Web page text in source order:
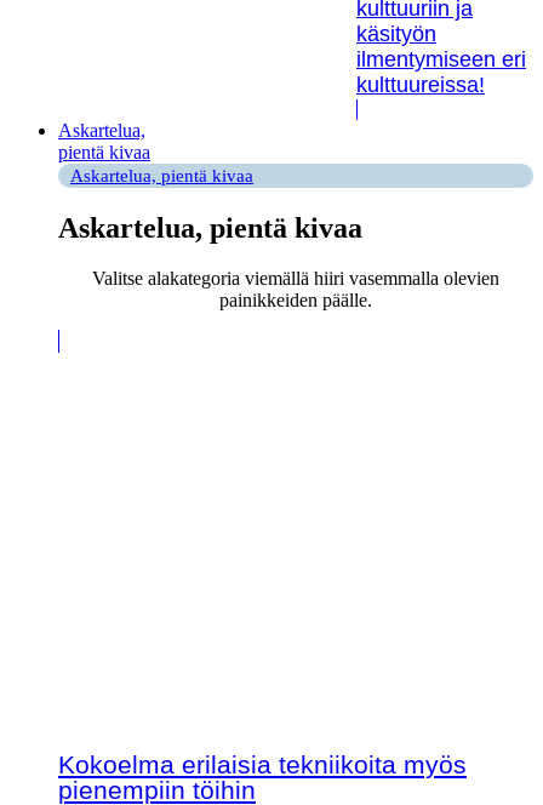
kulttuuriin ja
käsityön
ilmentymiseen eri
kulttuureissa!
Askartelua,
pientä kivaa
Askartelua, pientä kivaa
Askartelua, pientä kivaa
Valitse alakategoria viemällä hiiri vasemmalla olevien
painikkeiden päälle.
Kokoelma erilaisia tekniikoita myös
pienempiin töihin